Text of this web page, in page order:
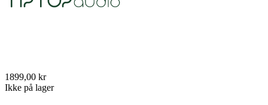
1899,00 kr
Ikke på lager